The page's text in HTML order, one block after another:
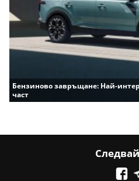
Бензиново завръщане: Най-
част